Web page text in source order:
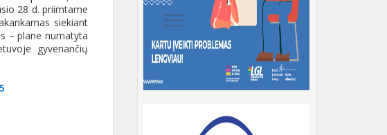
28 d. priimtame
siekiant
– plane numatyta
gyvenančių